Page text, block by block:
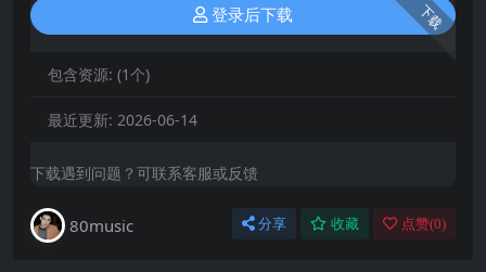
下载
登录后下载
包含资源: (1个)
最近更新: 2026-06-14
下载遇到问题？可联系客服或反馈
80music 分享 收藏 点赞(0)